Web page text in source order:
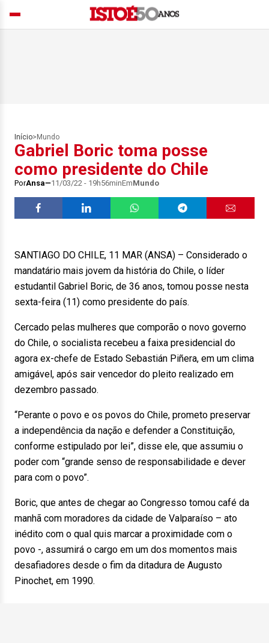
Início> Mundo
Gabriel Boric toma posse
como presidente do Chile
PorAnsa 11/03/22 - 19h56minEmMundo
SANTIAGO DO CHILE, 11 MAR (ANSA) – Considerado o
mandatário mais jovem da história do Chile, o líder
estudantil Gabriel Boric, de 36 anos, tomou posse nesta
sexta-feira (11) como presidente do país.
Cercado pelas mulheres que comporão o novo governo
do Chile, o socialista recebeu a faixa presidencial do
agora ex-chefe de Estado Sebastián Piñera, em um clima
amigável, após sair vencedor do pleito realizado em
dezembro passado.
“Perante o povo e os povos do Chile, prometo preservar
a independência da nação e defender a Constituição,
conforme estipulado por lei”, disse ele, que assumiu o
poder com “grande senso de responsabilidade e dever
para com o povo”.
Boric, que antes de chegar ao Congresso tomou café da
manhã com moradores da cidade de Valparaíso – ato
inédito com o qual quis marcar a proximidade com o
povo -, assumirá o cargo em um dos momentos mais
desafiadores desde o fim da ditadura de Augusto
Pinochet, em 1990.